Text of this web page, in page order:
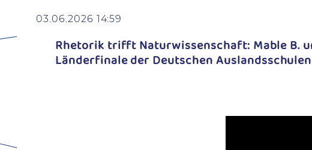
03.06.2026 14:59
Rhetorik trifft Naturwissenschaft: Mable B.
Länderfinale der Deutschen